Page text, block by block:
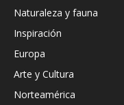
Naturaleza y fauna
Inspiración
Europa
Arte y Cultura
Norteamérica